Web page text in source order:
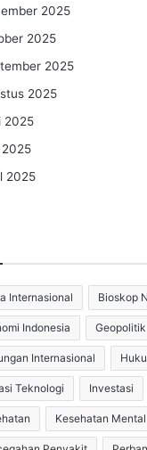
2025
2025
2025
2025
2025
2025
2025
Internasional Bioskop
Indonesia Geopolitik
Internasional
Teknologi Investasi
Kesehatan Mental